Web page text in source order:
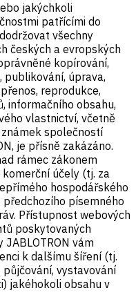
jakýchkoli
patřícími do
všechny
českých a evropských
kopírování,
publikování, úprava,
reprodukce,
informačního obsahu,
vlastnictví, včetně
společností
je přísně zakázáno.
rámec zákonem
účely (tj. za
hospodářského
písemného
Přístupnost webových
poskytovaných
vám
k dalšímu šíření (tj.
vystavování
jakéhokoli obsahu v